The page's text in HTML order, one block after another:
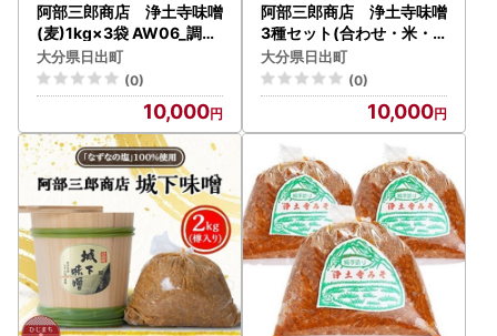
阿部三郎商店 浄土寺味噌
(麦)1kg×3袋 AW06_調味
料 味噌 みそ_【配送不可地
域：離島】【1108153】
大分県日出町
(0)
10,000
阿部三郎商店 浄土寺味噌
3種セット(合わせ・米・
麦 各1kg)AW07_調味料
味噌 みそ_【配送不可地域
：離島】【1108154】
大分県日出町
(0)
10,000